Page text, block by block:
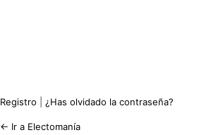
Registro ¿Has olvidado la contraseña?
← Ir a Electomanía